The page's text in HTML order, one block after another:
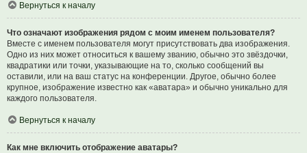
Вернуться к началу
Что означают изображения рядом с моим именем пользователя?
Вместе с именем пользователя могут присутствовать два изображения.
Одно из них может относиться к вашему званию, обычно это звёздочки,
квадратики или точки, указывающие на то, сколько сообщений вы
оставили, или на ваш статус на конференции. Другое, обычно более
крупное, изображение известно как «аватара» и обычно уникально для
каждого пользователя.
Вернуться к началу
Как мне включить отображение аватары?